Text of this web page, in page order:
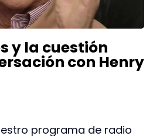
y la cuestión
con Henry
programa de radio